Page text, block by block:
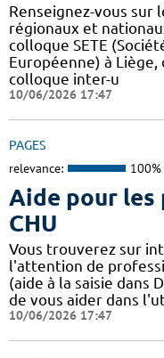
Renseignez-vous sur
régionaux et
colloque SETE
Européenne) à Liège,
colloque inter-u
10/06/2026 17:47
PAGES
relevance: 100%
Aide pour les
CHU
Vous trouverez sur
l'attention de
(aide à la saisie dans
de vous aider dans
10/06/2026 17:47